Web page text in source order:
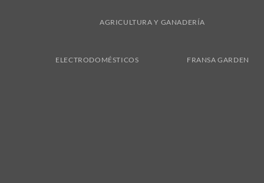
AGRICULTURA Y GANADERÍA
ELECTRODOMÉSTICOS FRANSA GARDEN